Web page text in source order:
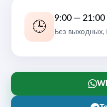
🕒
9:00 — 21:00
Без